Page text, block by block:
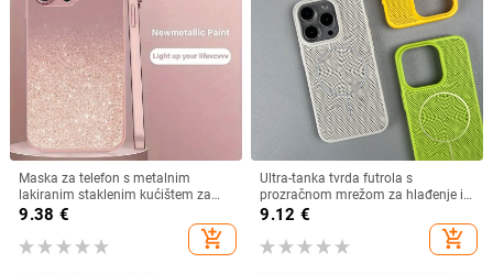
Maska za telefon s metalnim
lakiranim staklenim kućištem za
iPhone 11–14 Pro Max, disipacija
9.38 €
add_shopping_cart
Ultra-tanka tvrda futrola s
prozračnom mrežom za hlađenje i
magnetskim prstenom, za iPhone
11–14 — otporna na padove i
otiske prstiju.
9.12 €
add_shopping_cart